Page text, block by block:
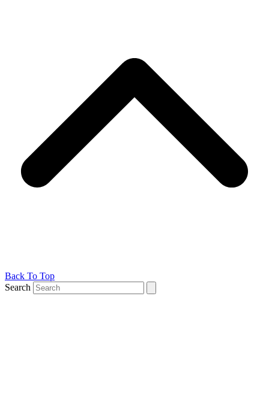
Back To Top
Search